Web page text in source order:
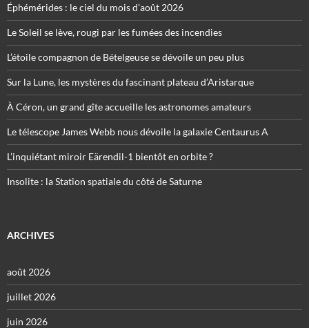
Éphémérides : le ciel du mois d’août 2026
Le Soleil se lève, rougi par les fumées des incendies
L’étoile compagnon de Bételgeuse se dévoile un peu plus
Sur la Lune, les mystères du fascinant plateau d’Aristarque
À Céron, un grand gîte accueille les astronomes amateurs
Le télescope James Webb nous dévoile la galaxie Centaurus A
L’inquiétant miroir Eärendil-1 bientôt en orbite ?
Insolite : la Station spatiale du côté de Saturne
ARCHIVES
août 2026
juillet 2026
juin 2026